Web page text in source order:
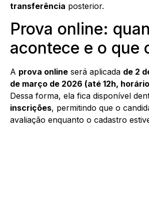
transferência posterior.
Prova online:
acontece e o que
A prova online será aplicada de 2
de março de 2026 (até 12h,
Dessa forma, ela fica disponível
inscrições, permitindo que o
avaliação enquanto o cadastro